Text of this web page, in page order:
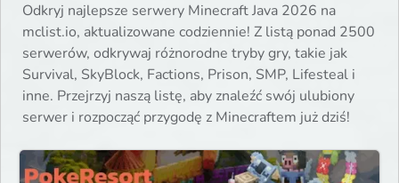
Odkryj najlepsze serwery Minecraft Java 2026 na
mclist.io, aktualizowane codziennie! Z listą ponad 2500
serwerów, odkrywaj różnorodne tryby gry, takie jak
Survival, SkyBlock, Factions, Prison, SMP, Lifesteal i
inne. Przejrzyj naszą listę, aby znaleźć swój ulubiony
serwer i rozpocząć przygodę z Minecraftem już dziś!